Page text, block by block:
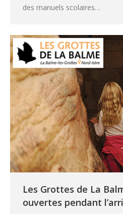
des manuels scolaires…
Les Grottes de La
ouvertes pendant